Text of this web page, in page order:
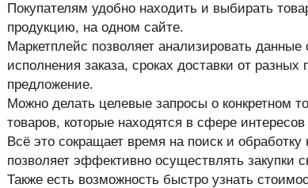
Покупателям удобно находить и выбирать
продукцию, на одном сайте.
Маркетплейс позволяет анализировать
исполнения заказа, сроках доставки от
предложение.
Можно делать целевые запросы о конкретном
товаров, которые находятся в сфере интересов
Всё это сокращает время на поиск и
позволяет эффективно осуществлять закупки
Также есть возможность быстро узнать